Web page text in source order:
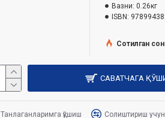
Вазни: 0.26кг
ISBN:
Сотилган
САВАТЧАГА
Танлаганларимга қўшиш Солиштириш учун